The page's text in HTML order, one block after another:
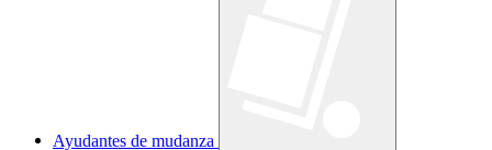
Ayudantes de mudanza